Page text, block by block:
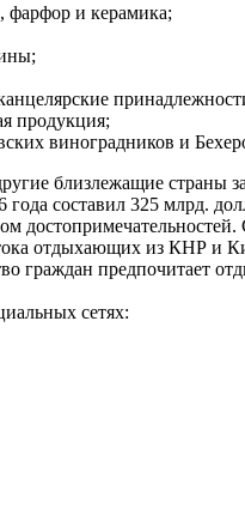
фарфор и керамика;
продукция;
виноградников и
близлежащие страны
года составил 325 млрд.
отдыхающих из КНР и
граждан предпочитает
сетях: